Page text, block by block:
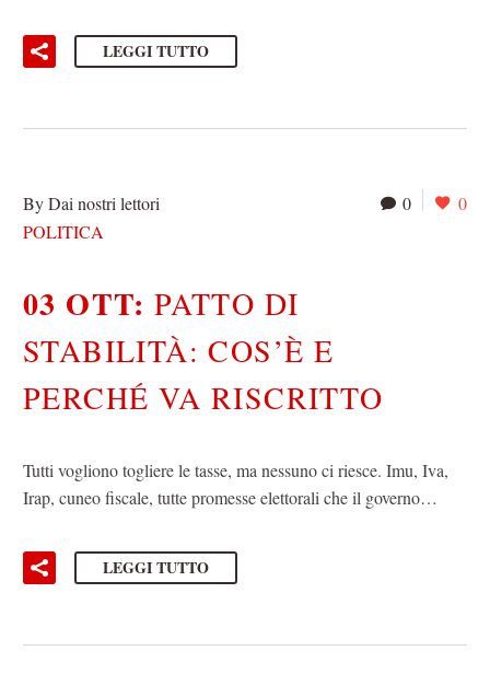
LEGGI TUTTO
0 0
By Dai nostri lettori
POLITICA
03 OTT:PATTO DI
STABILITÀ: COS’È E
PERCHÉ VA RISCRITTO
Tutti vogliono togliere le tasse, ma nessuno ci riesce. Imu, Iva,
Irap, cuneo fiscale, tutte promesse elettorali che il governo…
LEGGI TUTTO